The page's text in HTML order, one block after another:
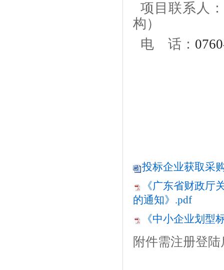
项目联系人：
构）
电
话：
投标企业获取采
《广东省财政厅
的通知》.pdf
《中小企业划型
附件需注册登